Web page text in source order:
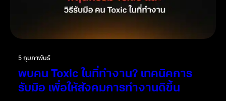
5 กุมภาพันธ์
พบคน Toxic ในที่ทำงาน? เทคนิคการ
รับมือ เพื่อให้สังคมการทำงานดีขึ้น